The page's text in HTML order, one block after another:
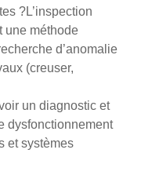
?L’inspection
une méthode
d’anomalie
(creuser,
un diagnostic et
dysfonctionnement
et systèmes